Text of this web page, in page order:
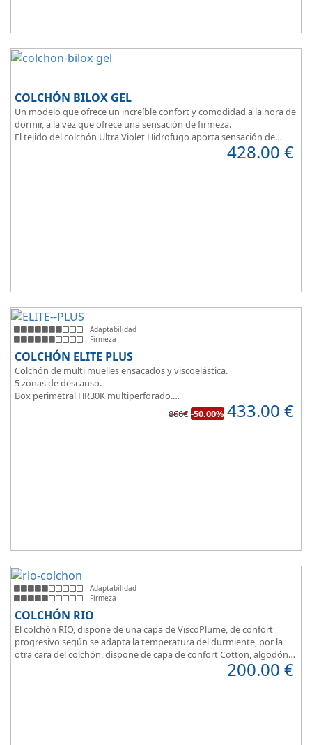
COLCHÓN BILOX GEL
Un modelo que ofrece un increíble confort y comodidad a la hora de
dormir, a la vez que ofrece una sensación de firmeza.
El tejido del colchón Ultra Violet Hidrofugo aporta sensación de
Sus capas de ViscoEnergy facilitan la relajación muscular y evita los
428.00 €
Adaptabilidad
Firmeza
COLCHÓN ELITE PLUS
Colchón de multi muelles ensacados y viscoelástica.
5 zonas de descanso.
Box perimetral HR30K multiperforado.
Para personas que buscan la comodidad y confort a la hora de
866€ -50.00% 433.00 €
Adaptabilidad
Firmeza
COLCHÓN RIO
El colchón RIO, dispone de una capa de ViscoPlume, de confort
progresivo según se adapta la temperatura del durmiente, por la
otra cara del colchón, dispone de capa de confort Cotton, algodón
100% que brinda una sensación de confort inmediata.200.00 €